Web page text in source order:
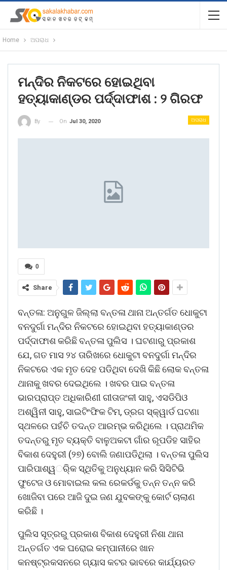
Home ଅପରାଧ
ମନ୍ଦିର ନିକଟରେ ହୋଇଥିବା
ହତ୍ୟାକାଣ୍ଡର ପର୍ଦ୍ଦାଫାଶ : ୨ ଗିରଫ
ଅପରାଧ
By On Jul 30, 2020
0
Share
ବନ୍ତଳା: ଅନୁଗୁଳ ଜିଲ୍ଲା ବନ୍ତଳା ଥାନା ଅନ୍ତର୍ଗତ ଧୋକୁଟା
ବନଦୁର୍ଗା ମନ୍ଦିର ନିକଟରେ ହୋଇଥିବା ହତ୍ୟାକାଣ୍ଡର
ପର୍ଦ୍ଦାଫାଶ କରିଛି ବନ୍ତଳା ପୁଲିସ । ଘଟଣାରୁ ପ୍ରକାଶ
ଯେ, ଗତ ମାସ ୨୪ ତାରିଖରେ ଧୋକୁଟା ବନଦୁର୍ଗା ମନ୍ଦିର
ନିକଟରେ ଏକ ମୃତ ଦେହ ପଡିଥିବା ଦେଖି କିଛି ଲୋକ ବନ୍ତଳା
ଥାନାକୁ ଖବର ଦେଇଥିଲେ । ଖବର ପାଇ ବନ୍ତଳା
ଭାରପ୍ରାପ୍ତ ଅଧିକାରିଣୀ ଗୀତାଜଂଳୀ ସାହୁ, ଏସଡିପିଓ
ଅଶ୍ୱିନୀ ସାହୁ, ସାଇଟିଂଫିକ ଟିମ, ଡ୍ରଗ ସ୍କ୍ୱାର୍ଡ ଘଟଣା
ସ୍ଥଳରେ ପହଁଚି ତଦନ୍ତ ଆରମ୍ଭ କରିଥିଲେ । ପ୍ରାଥମିକ
ତଦନ୍ତରୁ ମୃତ ବ୍ୟକ୍ତି ବାଳୁଅକଟା ଗାଁର ରୂପଡିହ ସାହିର
ବିକାଶ ଦେହୁରୀ (୨୭) ବୋଲି ଜଣାପଡିଥିଲା । ବନ୍ତଳା ପୁଲିସ
ପାରିପାଶ୍ୱର୍ିକ ସ୍ଥିତିକୁ ଅନୁଧ୍ୟାନ କରି ସିସିଟିଭି
ଫୁଟେଜ ଓ ମୋବାଇଲ କଲ ରେକର୍ଡକୁ ତନ୍ନ ତନ୍ନ କରି
ଖୋଜିବା ପରେ ଆଜି ଦୁଇ ଜଣ ଯୁବକଙ୍କୁ କୋର୍ଟ ଚାଲାଣ
କରିଛି ।
ପୁଲିସ ସୂତ୍ରରୁ ପ୍ରକାଶ ବିକାଶ ଦେହୁରୀ ନିଶା ଥାନା
ଅନ୍ତର୍ଗତ ଏକ ଘରୋଇ କମ୍ପାନୀରେ ଖାନ
କନଷ୍ଟ୍ରକସନରେ ଗ୍ୟାସ କଟର ଭାବରେ କାର୍ଯ୍ୟରତ